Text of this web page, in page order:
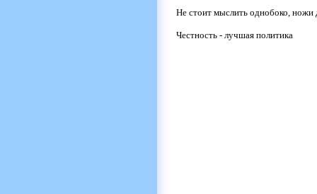
Не стоит мыслить однобоко, ножи
Честность - лучшая политика